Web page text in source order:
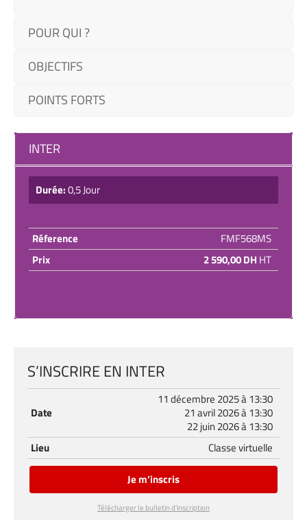
POUR QUI ?
OBJECTIFS
POINTS FORTS
INTER
Durée:0,5 Jour
Réference
FMF568MS
Prix
2 590,00 DH HT
S’INSCRIRE EN INTER
Date
11 décembre 2025 à 13:30
21 avril 2026 à 13:30
22 juin 2026 à 13:30
Lieu
Classe virtuelle
Je m’inscris
Télécharger le bulletin d’inscription